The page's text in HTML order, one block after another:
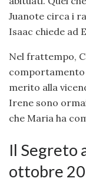
Juanote circa i
Isaac chiede ad
Nel frattempo,
comportamento
merito alla
Irene sono
che Maria ha
Il Segreto
ottobre